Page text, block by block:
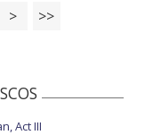
> >>
Act III